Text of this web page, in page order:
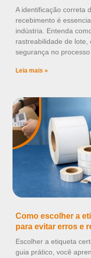
A identificação correta
recebimento é
indústria. Entenda
rastreabilidade de
segurança no
Leia mais »
Como escolher a
para evitar erros e
Escolher a etiqueta
guia prático, você